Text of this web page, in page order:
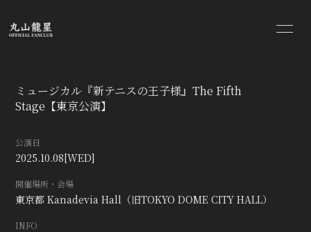
SCHEDULE
BLOG
RADIO
STREAMING
ミュージカル『新テニスの王子様』The Fifth
Stage【東京公演】
公演日
2025.10.08[WED]
開催場所・会場
東京都Kanadevia Hall（旧TOKYO DOME CITY HALL）
INFO